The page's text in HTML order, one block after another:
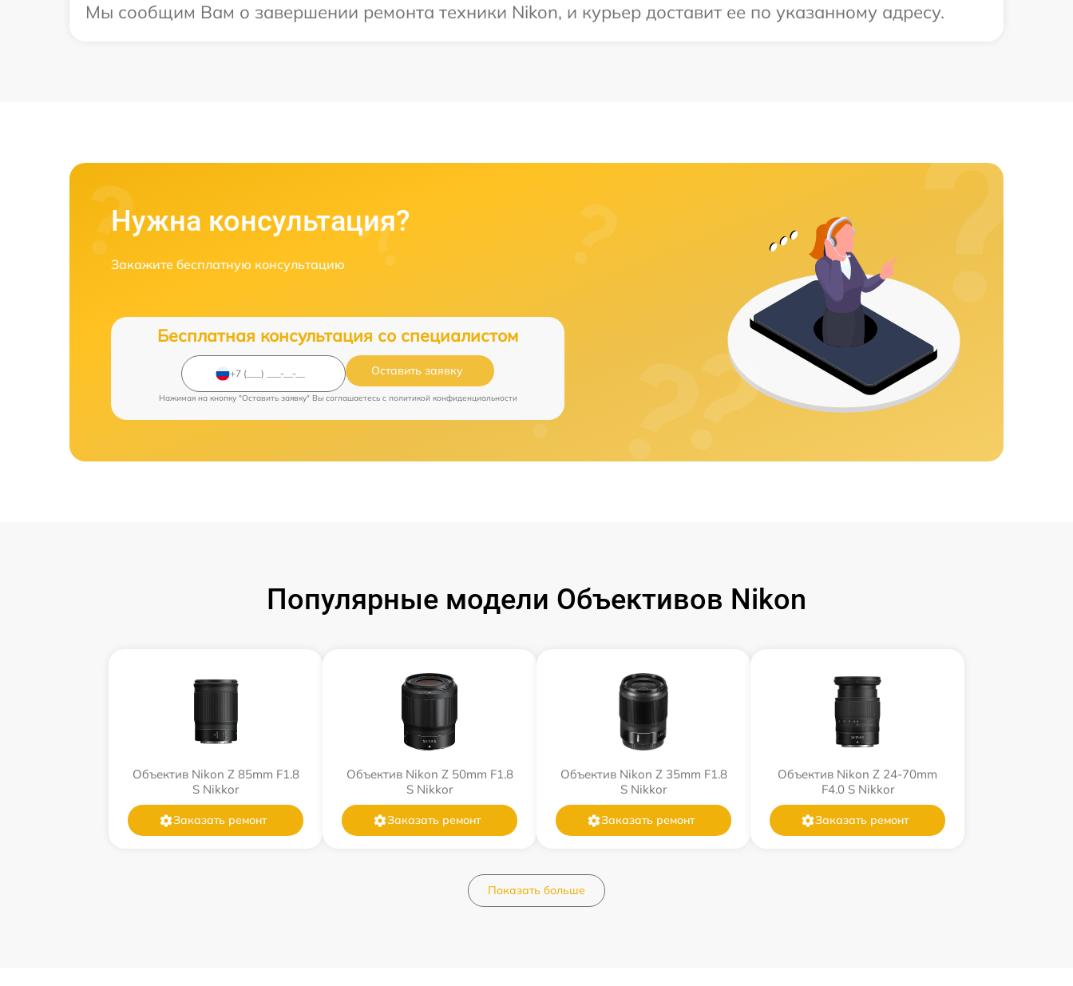
Мы сообщим Вам о завершении ремонта техники Nikon, и курьер доставит ее по указанному адресу.
Нужна консультация?
Закажите бесплатную консультацию
Бесплатная консультация со специалистом
Оставить заявку
Нажимая на кнопку "Оставить заявку" Вы соглашаетесь c политикой конфиденциальности
Популярные модели Объективов Nikon
Объектив Nikon Z 85mm F1.8
S Nikkor
Заказать ремонт
Объектив Nikon Z 50mm F1.8
S Nikkor
Заказать ремонт
Объектив Nikon Z 35mm F1.8
S Nikkor
Заказать ремонт
Объектив Nikon Z 24-70mm
F4.0 S Nikkor
Заказать ремонт
Показать больше